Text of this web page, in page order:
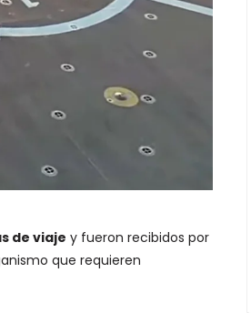
de viaje y fueron recibidos por
que requieren